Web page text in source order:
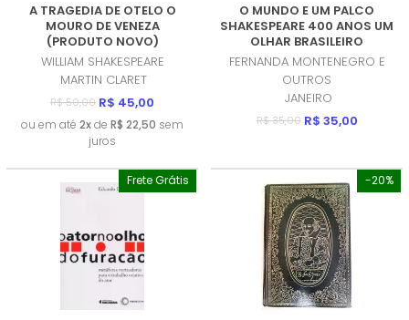
A TRAGEDIA DE OTELO O
MOURO DE VENEZA
(PRODUTO NOVO)
WILLIAM SHAKESPEARE
MARTIN CLARET
R$ 50,00 R$ 45,00
ou em até 2xde R$ 22,50 sem
juros
O MUNDO E UM PALCO
SHAKESPEARE 400 ANOS UM
OLHAR BRASILEIRO
(PRODUTO USADO - MUITO
BOM)
FERNANDA MONTENEGRO E
OUTROS
JANEIRO
R$ 35,00 R$ 35,00
Frete Grátis -20%